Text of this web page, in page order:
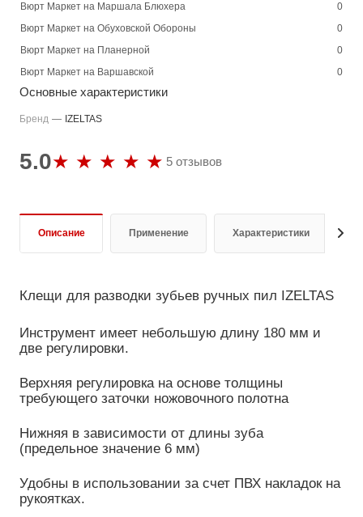
Вюрт Маркет на Маршала Блюхера
0
Вюрт Маркет на Обуховской Обороны
0
Вюрт Маркет на Планерной
0
Вюрт Маркет на Варшавской
0
Основные характеристики
Бренд — IZELTAS
5.0 5 отзывов
Описание Применение Характеристики
Клещи для разводки зубьев ручных пил IZELTAS
Инструмент имеет небольшую длину 180 мм и
две регулировки.
Верхняя регулировка на основе толщины
требующего заточки ножовочного полотна
Нижняя в зависимости от длины зуба
(предельное значение 6 мм)
Удобны в использовании за счет ПВХ накладок на
рукоятках.